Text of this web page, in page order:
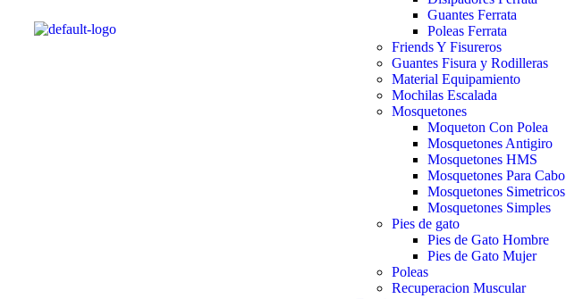
Guantes Ferrata
Poleas Ferrata
Friends Y Fisureros
Guantes Fisura y Rodilleras
Material Equipamiento
Mochilas Escalada
Mosquetones
Moqueton Con Polea
Mosquetones Antigiro
Mosquetones HMS
Mosquetones Para Cabo
Mosquetones Simetricos
Mosquetones Simples
Pies de gato
Pies de Gato Hombre
Pies de Gato Mujer
Poleas
Recuperacion Muscular